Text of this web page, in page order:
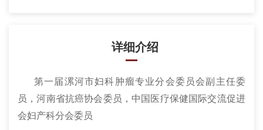
详细介绍
第一届漯河市妇科肿瘤专业分会委员会副主任委
员，河南省抗癌协会委员，中国医疗保健国际交流促进
会妇产科分会委员